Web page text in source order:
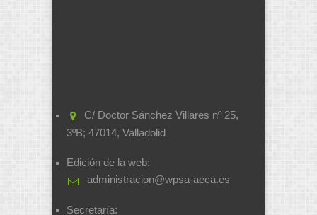
C/ Doctor Sánchez Villares nº 25,
3ºB; 47014, Valladolid
Edición de la web:
administracion@wpsa-aeca.es
Secretaría: